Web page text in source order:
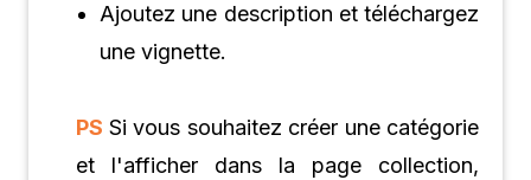
Ajoutez une description et téléchargez
une vignette.
PS Si vous souhaitez créer une catégorie
et l'afficher dans la page collection,